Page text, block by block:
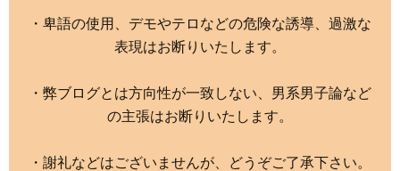
・卑語の使用、デモやテロなどの危険な誘導、過激な
表現はお断りいたします。
・弊ブログとは方向性が一致しない、男系男子論など
の主張はお断りいたします。
・謝礼などはございませんが、どうぞご了承下さい。